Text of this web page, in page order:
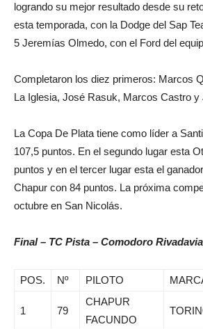
logrando su mejor resultado desde su
esta temporada, con la Dodge del Sap
5 Jeremías Olmedo, con el Ford del
Completaron los diez primeros: Marcos
La Iglesia, José Rasuk, Marcos Castro y
La Copa De Plata tiene como líder a
107,5 puntos. En el segundo lugar esta
puntos y en el tercer lugar esta el
Chapur con 84 puntos. La próxima
octubre en San Nicolás.
Final – TC Pista – Comodoro Rivadavia
POS. Nº PILOTO
1 79
CHAPUR
FACUNDO